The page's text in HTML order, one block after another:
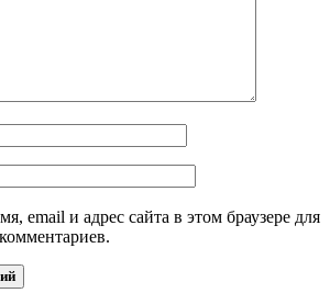
email и адрес сайта в этом браузере для